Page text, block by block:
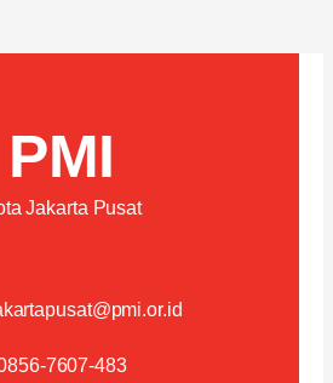
PMI
Jakarta Pusat
7607-483